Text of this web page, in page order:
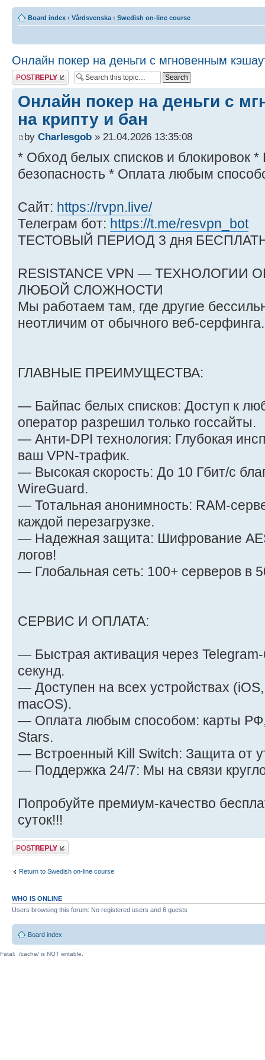
Board index ‹ Vårdsvenska ‹ Swedish on-line course
Онлайн покер на деньги с мгновенным
Post a reply
Онлайн покер на деньги с
на крипту и бан
by Charlesgob » 21.04.2026 13:35:08
* Обход белых списков и блокировок
безопасность * Оплата любым
Сайт: https://rvpn.live/
Телеграм бот: https://t.me/resvpn_bot
ТЕСТОВЫЙ ПЕРИОД 3 дня
RESISTANCE VPN — ТЕХНОЛОГИИ
ЛЮБОЙ СЛОЖНОСТИ
Мы работаем там, где другие
неотличим от обычного веб-серфинга.
ГЛАВНЫЕ ПРЕИМУЩЕСТВА:
— Байпас белых списков: Доступ к
оператор разрешил только госсайты.
— Анти-DPI технология: Глубокая
ваш VPN-трафик.
— Высокая скорость: До 10 Гбит/с
WireGuard.
— Тотальная анонимность: RAM-
каждой перезагрузке.
— Надежная защита: Шифрование
логов!
— Глобальная сеть: 100+ серверов в
СЕРВИС И ОПЛАТА:
— Быстрая активация через
секунд.
— Доступен на всех устройствах
macOS).
— Оплата любым способом: карты РФ,
Stars.
— Встроенный Kill Switch: Защита от
— Поддержка 24/7: Мы на связи
Попробуйте премиум-качество
суток!!!
Post a reply
Return to Swedish on-line course
WHO IS ONLINE
Users browsing this forum: No registered users and 6 guests
Board index
Fatal: ./cache/ is NOT writable.